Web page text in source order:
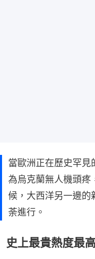
當歐洲正在歷史罕見
為烏克蘭無人機頭疼
候，大西洋另一邊的
荼進行。
史上最貴熱度最